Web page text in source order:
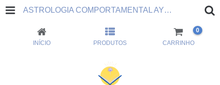
ASTROLOGIA COMPORTAMENTAL AYURVÉDICA
INÍCIO PRODUTOS CARRINHO
0